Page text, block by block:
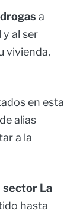
a
al ser
vivienda,
en esta
alias
a la
sector La
hasta